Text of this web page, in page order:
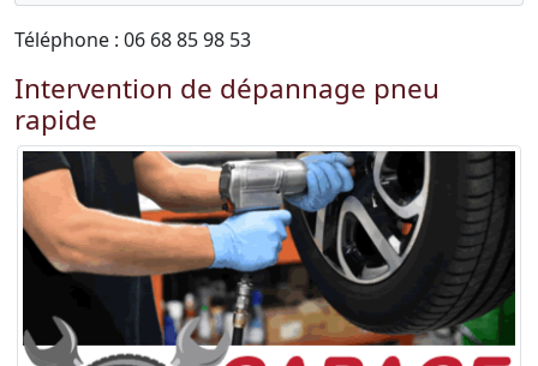
Téléphone : 06 68 85 98 53
Intervention de dépannage pneu
rapide